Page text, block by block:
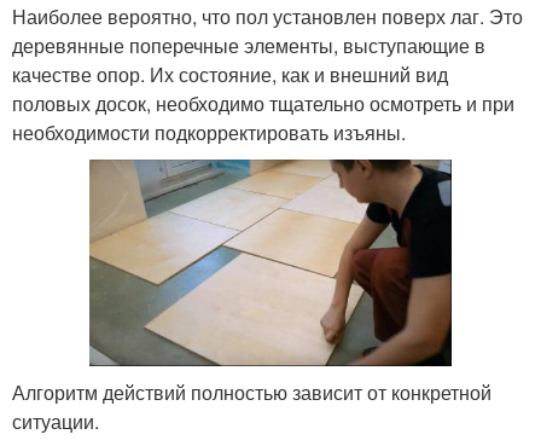
Наиболее вероятно, что пол установлен поверх лаг. Это
деревянные поперечные элементы, выступающие в
качестве опор. Их состояние, как и внешний вид
половых досок, необходимо тщательно осмотреть и при
необходимости подкорректировать изъяны.
Алгоритм действий полностью зависит от конкретной
ситуации.